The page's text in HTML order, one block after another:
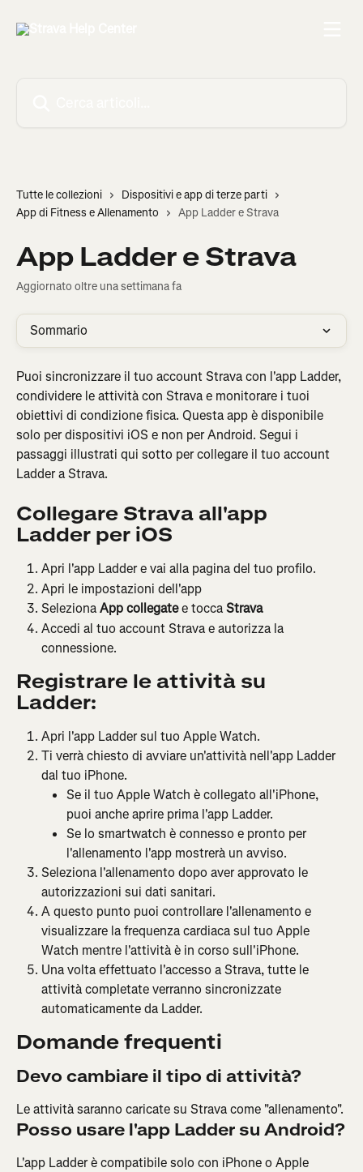
Tutte le collezioni
Dispositivi e app di terze parti
App di Fitness e Allenamento
App Ladder e Strava
App Ladder e Strava
Aggiornato oltre una settimana fa
Sommario
Puoi sincronizzare il tuo account Strava con l'app Ladder,
condividere le attività con Strava e monitorare i tuoi
obiettivi di condizione fisica. Questa app è disponibile
solo per dispositivi iOS e non per Android. Segui i
passaggi illustrati qui sotto per collegare il tuo account
Ladder a Strava.
Collegare Strava all'app
Ladder per iOS
Apri l'app Ladder e vai alla pagina del tuo profilo.
Apri le impostazioni dell'app
Seleziona App collegate e tocca Strava
Accedi al tuo account Strava e autorizza la
connessione.
Registrare le attività su
Ladder:
Apri l'app Ladder sul tuo Apple Watch.
Ti verrà chiesto di avviare un'attività nell'app Ladder
dal tuo iPhone.
Se il tuo Apple Watch è collegato all'iPhone,
puoi anche aprire prima l'app Ladder.
Se lo smartwatch è connesso e pronto per
l'allenamento l'app mostrerà un avviso.
Seleziona l'allenamento dopo aver approvato le
autorizzazioni sui dati sanitari.
A questo punto puoi controllare l'allenamento e
visualizzare la frequenza cardiaca sul tuo Apple
Watch mentre l'attività è in corso sull'iPhone.
Una volta effettuato l'accesso a Strava, tutte le
attività completate verranno sincronizzate
automaticamente da Ladder.
Domande frequenti
Devo cambiare il tipo di attività?
Le attività saranno caricate su Strava come "allenamento".
Posso usare l'app Ladder su Android?
L'app Ladder è compatibile solo con iPhone o Apple